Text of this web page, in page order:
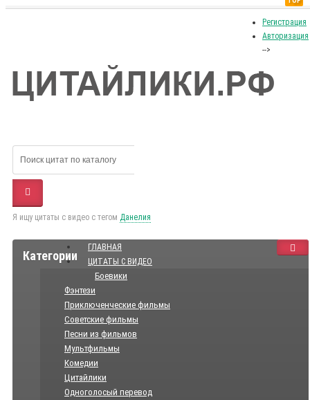
Регистрация
Авторизация
-->
Я ищу цитаты с видео с тегом Данелия
Категории
ГЛАВНАЯ
ЦИТАТЫ С ВИДЕО
Боевики
Фэнтези
Приключенческие фильмы
Советские фильмы
Песни из фильмов
Мультфильмы
Комедии
Цитайлики
Одноголосый перевод